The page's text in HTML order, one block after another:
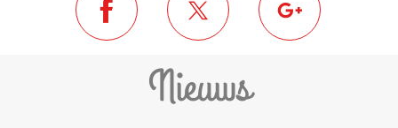
Nieuws